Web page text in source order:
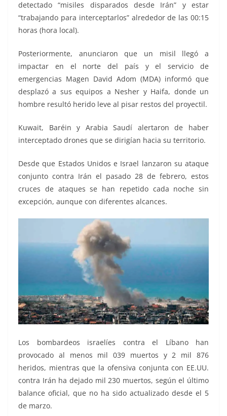
detectado “misiles disparados desde Irán” y estar
“trabajando para interceptarlos” alrededor de las 00:15
horas (hora local).
Posteriormente, anunciaron que un misil llegó a
impactar en el norte del país y el servicio de
emergencias Magen David Adom (MDA) informó que
desplazó a sus equipos a Nesher y Haifa, donde un
hombre resultó herido leve al pisar restos del proyectil.
Kuwait, Baréin y Arabia Saudí alertaron de haber
interceptado drones que se dirigían hacia su territorio.
Desde que Estados Unidos e Israel lanzaron su ataque
conjunto contra Irán el pasado 28 de febrero, estos
cruces de ataques se han repetido cada noche sin
excepción, aunque con diferentes alcances.
Los bombardeos israelíes contra el Líbano han
provocado al menos mil 039 muertos y 2 mil 876
heridos, mientras que la ofensiva conjunta con EE.UU.
contra Irán ha dejado mil 230 muertos, según el último
balance oficial, que no ha sido actualizado desde el 5
de marzo.